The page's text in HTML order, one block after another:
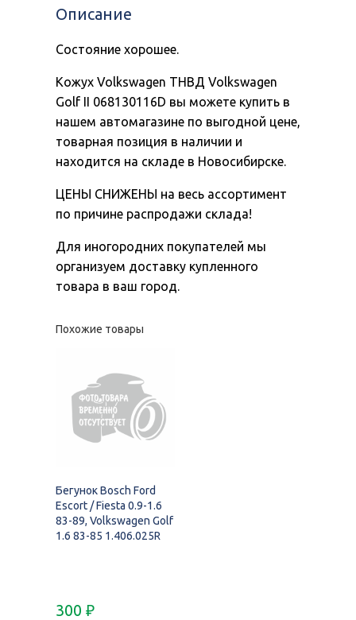
Описание
Состояние хорошее.
Кожух Volkswagen ТНВД Volkswagen
Golf II 068130116D вы можете купить в
нашем автомагазине по выгодной цене,
товарная позиция в наличии и
находится на складе в Новосибирске.
ЦЕНЫ СНИЖЕНЫ на весь ассортимент
по причине распродажи склада!
Для иногородних покупателей мы
организуем доставку купленного
товара в ваш город.
Похожие товары
Бегунок Bosch Ford
Escort / Fiesta 0.9-1.6
83-89, Volkswagen Golf
1.6 83-85 1.406.025R
300 ₽